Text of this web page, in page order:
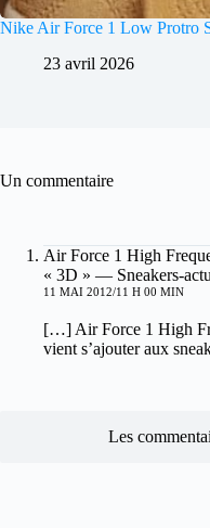
Nike Air Force 1 Low Protro
23 avril 2026
Un commentaire
Air Force 1 High
« 3D » — Sneakers-
11 MAI 2012/11 H 00 MIN
[…] Air Force 1 High
vient s’ajouter aux
Les